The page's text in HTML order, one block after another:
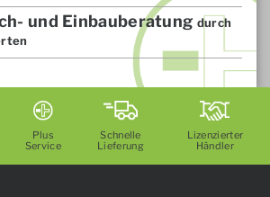
und Einbauberatung durch
Plus
Service
Schnelle
Lieferung
Lizenzierter
Händler